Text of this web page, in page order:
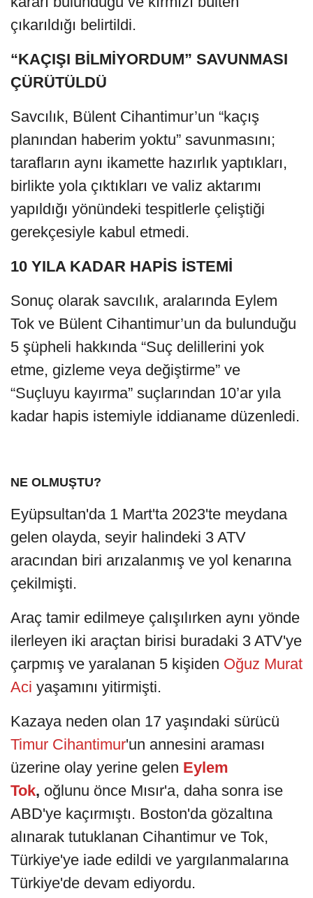
çıkarıldığı belirtildi.
“KAÇIŞI BİLMİYORDUM” SAVUNMASI
ÇÜRÜTÜLDÜ
Savcılık, Bülent Cihantimur’un “kaçış
planından haberim yoktu” savunmasını;
tarafların aynı ikamette hazırlık yaptıkları,
birlikte yola çıktıkları ve valiz aktarımı
yapıldığı yönündeki tespitlerle çeliştiği
gerekçesiyle kabul etmedi.
10 YILA KADAR HAPİS İSTEMİ
Sonuç olarak savcılık, aralarında Eylem
Tok ve Bülent Cihantimur’un da bulunduğu
5 şüpheli hakkında “Suç delillerini yok
etme, gizleme veya değiştirme” ve
“Suçluyu kayırma” suçlarından 10’ar yıla
kadar hapis istemiyle iddianame düzenledi.
NE OLMUŞTU?
Eyüpsultan'da 1 Mart'ta 2023'te meydana
gelen olayda, seyir halindeki 3 ATV
aracından biri arızalanmış ve yol kenarına
çekilmişti.
Araç tamir edilmeye çalışılırken aynı yönde
ilerleyen iki araçtan birisi buradaki 3 ATV'ye
çarpmış ve yaralanan 5 kişiden Oğuz Murat
Aci yaşamını yitirmişti.
Kazaya neden olan 17 yaşındaki sürücü
Timur Cihantimur'un annesini araması
üzerine olay yerine gelen Eylem
Tok, oğlunu önce Mısır'a, daha sonra ise
ABD'ye kaçırmıştı. Boston'da gözaltına
alınarak tutuklanan Cihantimur ve Tok,
Türkiye'ye iade edildi ve yargılanmalarına
Türkiye'de devam ediyordu.